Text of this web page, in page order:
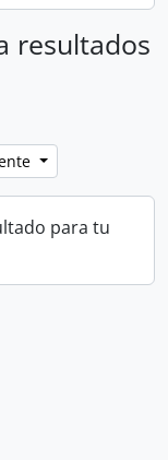
resultados
para tu